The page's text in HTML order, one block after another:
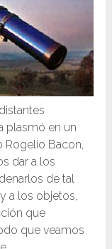
plasmó en un
Rogelio Bacon
dar a los
de tal
a los objetos,
que
que veamos